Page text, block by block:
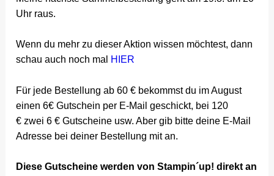
Uhr raus.
Wenn du mehr zu dieser Aktion wissen möchtest, dann
schau auch noch mal
HIER
Für jede Bestellung ab 60 € bekommst du im August
einen 6€ Gutschein per E-Mail geschickt, bei 120
€ zwei 6 € Gutscheine usw. Aber gib bitte deine E-Mail
Adresse bei deiner Bestellung mit an.
Diese Gutscheine werden von Stampin´up! direkt an